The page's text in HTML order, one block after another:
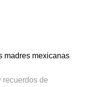
madres mexicanas
recuerdos de